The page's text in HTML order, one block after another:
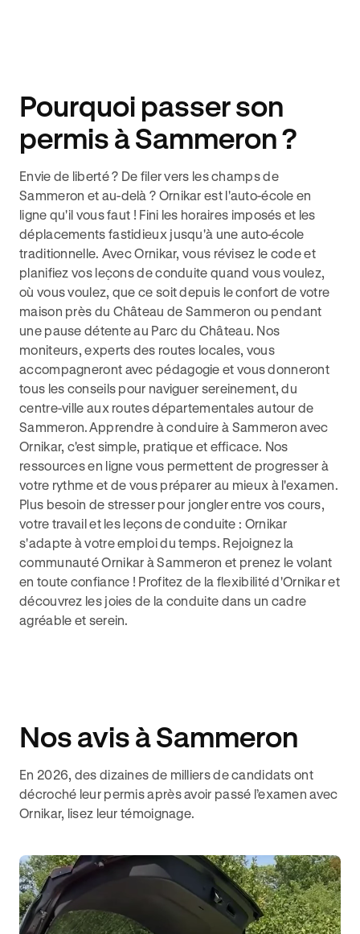
Pourquoi passer son
permis à Sammeron ?
Envie de liberté ? De filer vers les champs de
Sammeron et au-delà ? Ornikar est l'auto-école en
ligne qu'il vous faut ! Fini les horaires imposés et les
déplacements fastidieux jusqu'à une auto-école
traditionnelle. Avec Ornikar, vous révisez le code et
planifiez vos leçons de conduite quand vous voulez,
où vous voulez, que ce soit depuis le confort de votre
maison près du Château de Sammeron ou pendant
une pause détente au Parc du Château. Nos
moniteurs, experts des routes locales, vous
accompagneront avec pédagogie et vous donneront
tous les conseils pour naviguer sereinement, du
centre-ville aux routes départementales autour de
Sammeron.Apprendre à conduire à Sammeron avec
Ornikar, c'est simple, pratique et efficace. Nos
ressources en ligne vous permettent de progresser à
votre rythme et de vous préparer au mieux à l'examen.
Plus besoin de stresser pour jongler entre vos cours,
votre travail et les leçons de conduite : Ornikar
s'adapte à votre emploi du temps. Rejoignez la
communauté Ornikar à Sammeron et prenez le volant
en toute confiance ! Profitez de la flexibilité d'Ornikar et
découvrez les joies de la conduite dans un cadre
agréable et serein.
Nos avis à Sammeron
En 2026, des dizaines de milliers de candidats ont
décroché leur permis après avoir passé l’examen avec
Ornikar, lisez leur témoignage.